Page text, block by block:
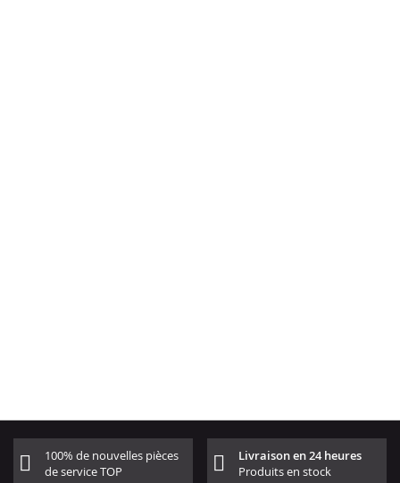
100% de nouvelles pièces
de service TOP
Livraison en 24 heures
Produits en stock